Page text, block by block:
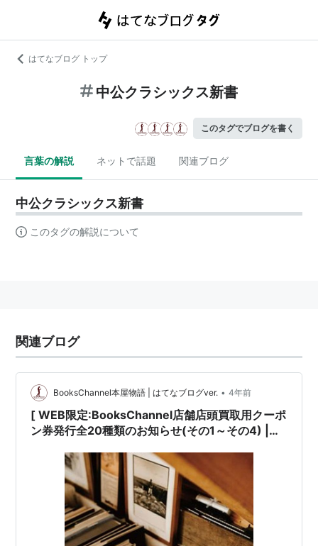
はてなブログ トップ
中公クラシックス新書
このタグでブログを書く
言葉の解説 ネットで話題 関連ブログ
中公クラシックス新書
このタグの解説について
関連ブログ
BooksChannel本屋物語 | はてなブログver. • 4年前
[ WEB限定:BooksChannel店舗店頭買取用クーポ
ン券発行全20種類のお知らせ(その1～その4) |
講談社文芸文庫 #平凡社東洋文庫 #中公文庫プレ
ミアム 中央公論新社 #岩波文庫 哲学 中公クラシ
ックス新書 中央公論新社 | 6日間限定 | 2022年05
月16日(月曜日)～05月21日(土曜日) 他 |